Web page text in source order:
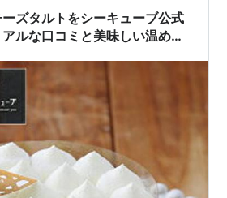
ズタルトをシーキューブ公式
ルな口コミと美味しい温め方